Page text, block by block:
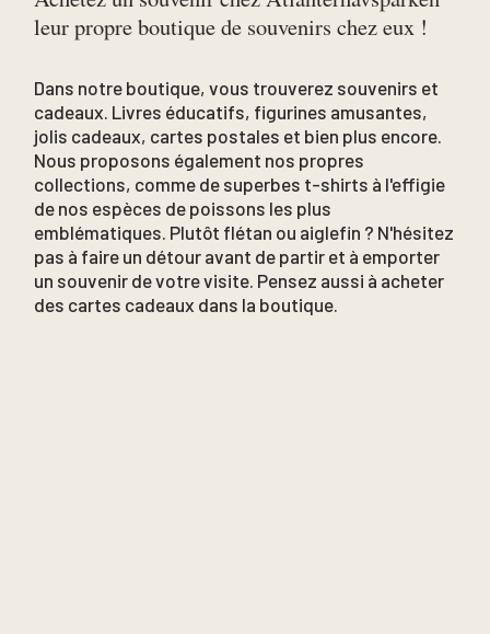
leur propre boutique de souvenirs chez eux !
Dans notre boutique, vous trouverez souvenirs et
cadeaux. Livres éducatifs, figurines amusantes,
jolis cadeaux, cartes postales et bien plus encore.
Nous proposons également nos propres
collections, comme de superbes t-shirts à l'effigie
de nos espèces de poissons les plus
emblématiques. Plutôt flétan ou aiglefin ? N'hésitez
pas à faire un détour avant de partir et à emporter
un souvenir de votre visite. Pensez aussi à acheter
des cartes cadeaux dans la boutique.